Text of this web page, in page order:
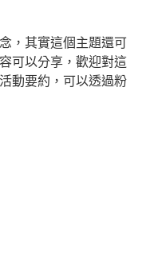
，其實這個主題還可
可以分享，歡迎對這
動要約，可以透過粉